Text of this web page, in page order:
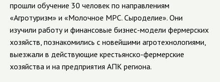
прошли обучение 30 человек по направлениям
«Агротуризм» и «Молочное МРС. Сыроделие». Они
изучили работу и финансовые бизнес-модели фермерских
хозяйств, познакомились с новейшими агротехнологиями,
выезжали в действующие крестьянско-фермерские
хозяйства и на предприятия АПК региона.